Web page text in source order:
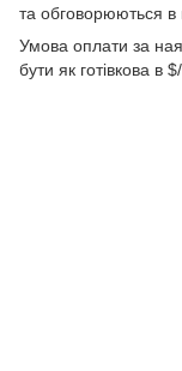
та обговорюються в
Умова оплати за
бути як готівкова в